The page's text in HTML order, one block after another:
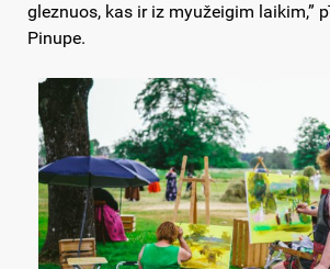
gleznuos, kas ir iz myužeigim laikim,”
Pinupe.